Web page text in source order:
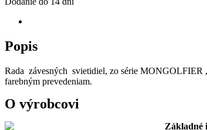
Popis
Rada závesných svietidiel, zo série MONGOLFIER
farebným prevedeniam.
O výrobcovi
Základné